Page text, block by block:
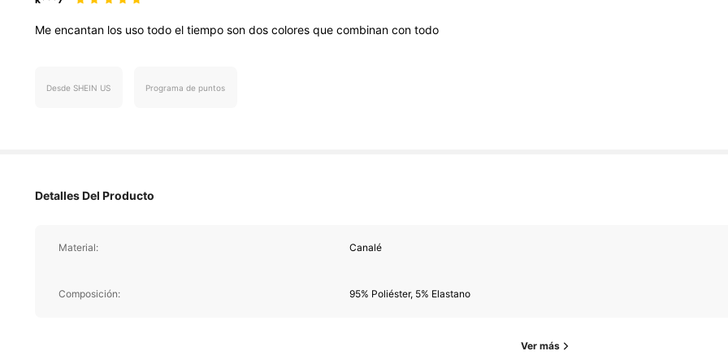
Me encantan los uso todo el tiempo son dos colores que combinan con todo
Desde SHEIN US Programa de puntos
Detalles Del Producto
Material: Canalé
Composición: 95% Poliéster, 5% Elastano
Ver más